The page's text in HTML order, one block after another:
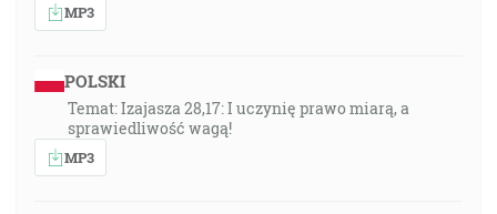
MP3
POLSKI
Temat: Izajasza 28,17: I uczynię prawo miarą, a
sprawiedliwość wagą!
MP3